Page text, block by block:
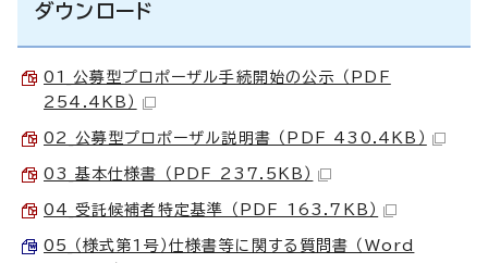
ダウンロード
01_公募型プロポーザル手続開始の公示 （PDF
254.4KB）
02_公募型プロポーザル説明書 （PDF 430.4KB）
03_基本仕様書 （PDF 237.5KB）
04_受託候補者特定基準 （PDF 163.7KB）
05_（様式第1号）仕様書等に関する質問書 （Word